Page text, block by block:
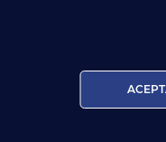
–
AC Cuzco –12